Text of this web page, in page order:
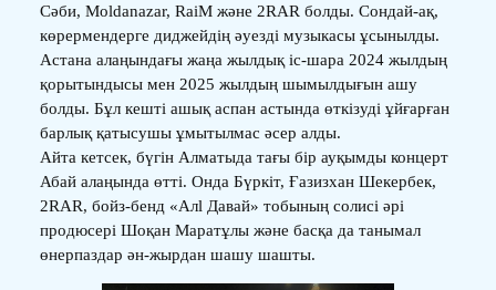
Сәби, Moldanazar, RaiM және 2RAR болды. Сондай-ақ,
көрермендерге диджейдің әуезді музыкасы ұсынылды.
Астана алаңындағы жаңа жылдық іс-шара 2024 жылдың
қорытындысы мен 2025 жылдың шымылдығын ашу
болды. Бұл кешті ашық аспан астында өткізуді ұйғарған
барлық қатысушы ұмытылмас әсер алды.
Айта кетсек, бүгін Алматыда тағы бір ауқымды концерт
Абай алаңында өтті. Онда Бүркіт, Ғазизхан Шекербек,
2RAR, бойз-бенд «Aлl Давай» тобының солисі әрі
продюсері Шоқан Маратұлы және басқа да танымал
өнерпаздар ән-жырдан шашу шашты.